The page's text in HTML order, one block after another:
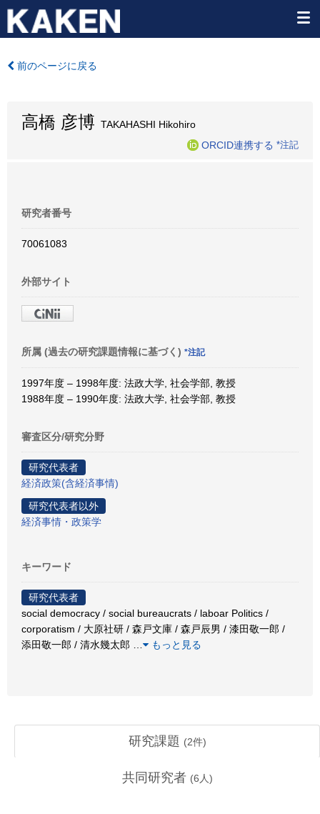
前のページに戻る
高橋 彦博 TAKAHASHI Hikohiro
ORCID連携する *注記
研究者番号
70061083
外部サイト
所属 (過去の研究課題情報に基づく) *注記
1997年度 – 1998年度: 法政大学, 社会学部, 教授
1988年度 – 1990年度: 法政大学, 社会学部, 教授
審査区分/研究分野
研究代表者
経済政策(含経済事情)
研究代表者以外
経済事情・政策学
キーワード
研究代表者
social democracy / social bureaucrats / laboar Politics /
corporatism / 大原社研 / 森戸文庫 / 森戸辰男 / 漆田敬一郎 /
添田敬一郎 / 清水幾太郎
もっと見る
研究課題 (2件)
共同研究者 (6 人)